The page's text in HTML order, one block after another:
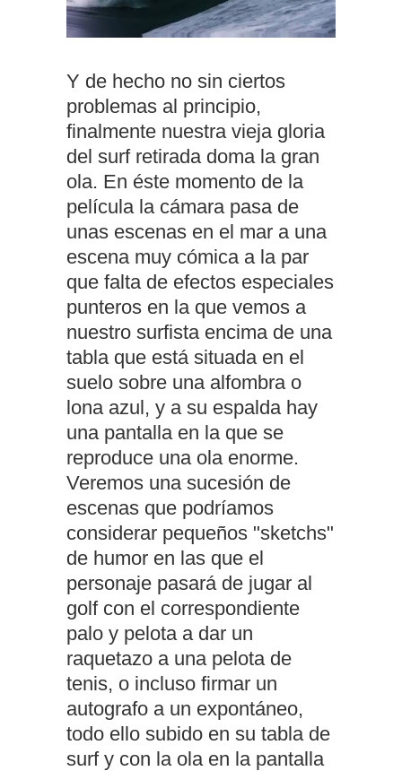
Y de hecho no sin ciertos
problemas al principio,
finalmente nuestra vieja gloria
del surf retirada doma la gran
ola. En éste momento de la
película la cámara pasa de
unas escenas en el mar a una
escena muy cómica a la par
que falta de efectos especiales
punteros en la que vemos a
nuestro surfista encima de una
tabla que está situada en el
suelo sobre una alfombra o
lona azul, y a su espalda hay
una pantalla en la que se
reproduce una ola enorme.
Veremos una sucesión de
escenas que podríamos
considerar pequeños "sketchs"
de humor en las que el
personaje pasará de jugar al
golf con el correspondiente
palo y pelota a dar un
raquetazo a una pelota de
tenis, o incluso firmar un
autografo a un expontáneo,
todo ello subido en su tabla de
surf y con la ola en la pantalla